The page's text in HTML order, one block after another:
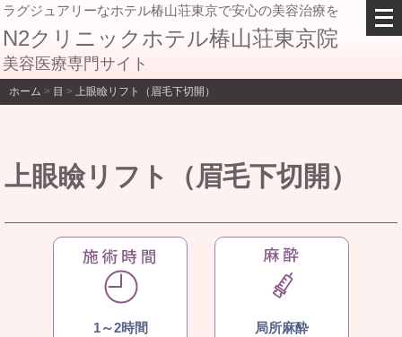
ラグジュアリーなホテル椿山荘東京で安心の美容治療を
N2クリニックホテル椿山荘東京院
美容医療専門サイト
ホーム > 目 > 上眼瞼リフト（眉毛下切開）
上眼瞼リフト（眉毛下切開）
1～2時間 局所麻酔
メ
ニ
を
開